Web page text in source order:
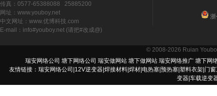
传真：0577-65388088 25885200
网址：www.youboy.net
中文网址：www.优博科技.com
E-mail：info#youboy.net (请把#改成@)
© 2008-2026 Ruian
瑞安网络公司 塘下网络公司 瑞安做网站 塘下做网站 瑞安网络推广 塘下网
友情链接： 瑞安网络公司 12V逆变器| 焊接材料| 焊材| 电热塞| 预热塞| 塑料衣架| 门
变器 车载逆变